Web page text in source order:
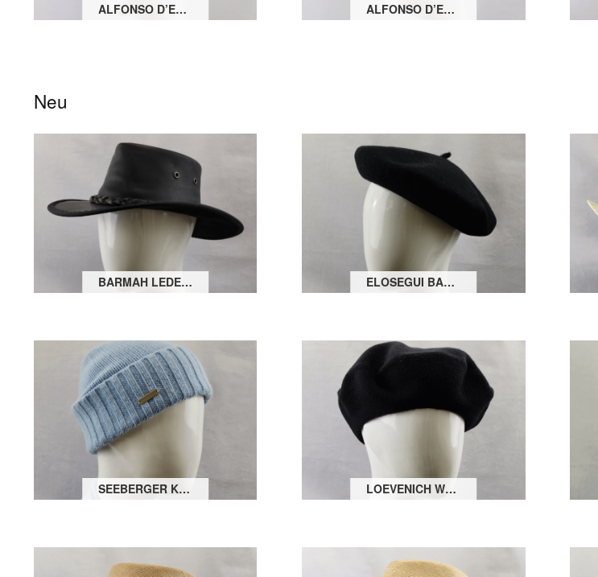
ALFONSO D’ESTE LEDER FLATCAP ALFONSO D’ESTE BASECAP MIT OHRENKLAPPEN
Neu
BARMAH LEDERHUT SQUASHY FULLGRAIN ELOSEGUI BASKENMÜTZE
SEEBERGER KASCHMIR STRICKMÜTZE MIT UMSCHLAG LOEVENICH WOLLBASKE